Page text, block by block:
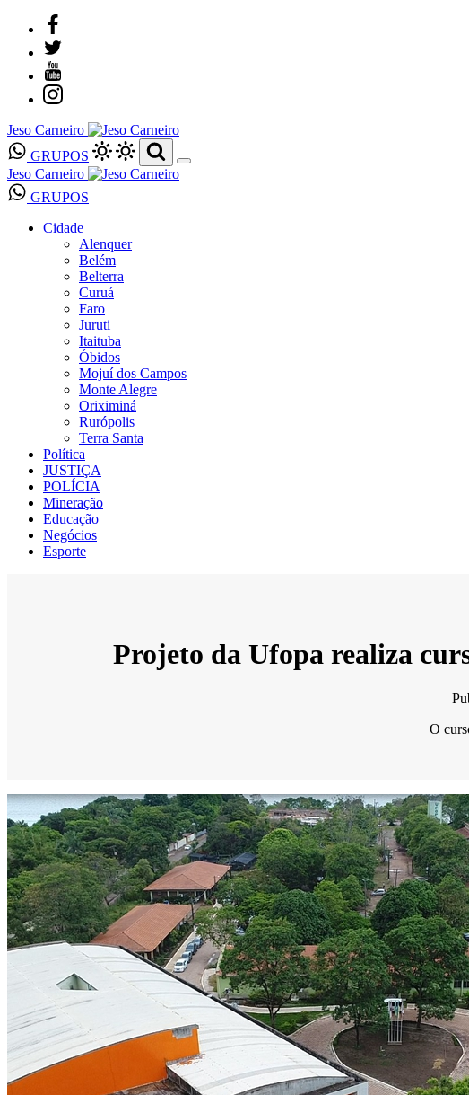
Jeso Carneiro
GRUPOS
Jeso Carneiro
GRUPOS
Cidade
Alenquer
Belém
Belterra
Curuá
Faro
Juruti
Itaituba
Óbidos
Mojuí dos Campos
Monte Alegre
Oriximiná
Rurópolis
Terra Santa
Política
JUSTIÇA
POLÍCIA
Mineração
Educação
Negócios
Esporte
Projeto da Ufopa realiza
O